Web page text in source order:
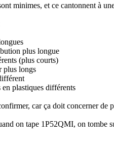
minimes, et ce cantonnent à
plus longue
(plus courts)
plus longs
en plastiques différents
car ça doit concerner de
on tape 1P52QMI, on tombe